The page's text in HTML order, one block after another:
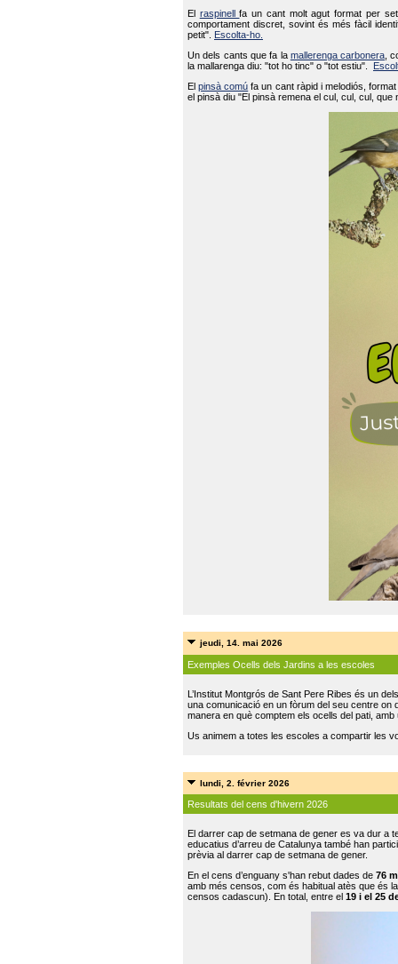
El raspinellfa un cant molt agut format per
comportament discret, sovint és més fàcil
petit".
Escolta-ho.
Un dels cants que fa la mallerenga carbonera ,
la mallarenga diu: "tot ho tinc" o "tot estiu".
Elpinsà comú fa un cant ràpid i melodiós,
el pinsà diu "El pinsà remena el cul, cul, cul,
jeudi, 14. mai 2026
Exemples Ocells dels Jardins a les escoles
L’Institut Montgrós de Sant Pere Ribes és un
una comunicació en un fòrum del seu centre on
manera en què comptem els ocells del pati,
Us animem a totes les escoles a compartir les
lundi, 2. février 2026
Resultats del cens d'hivern 2026
El darrer cap de setmana de gener es va dur a
educatius d’arreu de Catalunya també han
prèvia al darrer cap de setmana de gener.
En el cens d’enguany s'han rebut dades de 76
amb més censos, com és habitual atès que és
censos cadascun). En total, entre el 19 i el 25